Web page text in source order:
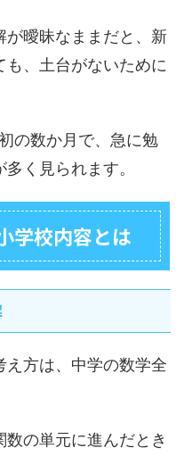
が曖昧なままだと、新
も、土台がないために
の数か月で、急に勉
く見られます。
学校内容とは
方は、中学の数学全
の単元に進んだとき